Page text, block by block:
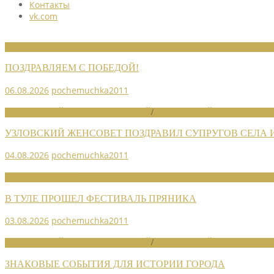
Контакты
vk.com
ПОЗДРАВЛЯЕМ С ПОБЕДОЙ!
06.08.2026 pochemuchka2011
/
УЗЛОВСКИЙ ЖЕНСОВЕТ ПОЗДРАВИЛ СУПРУГОВ СЕЛА
04.08.2026 pochemuchka2011
В ТУЛЕ ПРОШЕЛ ФЕСТИВАЛЬ ПРЯНИКА
03.08.2026 pochemuchka2011
/
ЗНАКОВЫЕ СОБЫТИЯ ДЛЯ ИСТОРИИ ГОРОДА